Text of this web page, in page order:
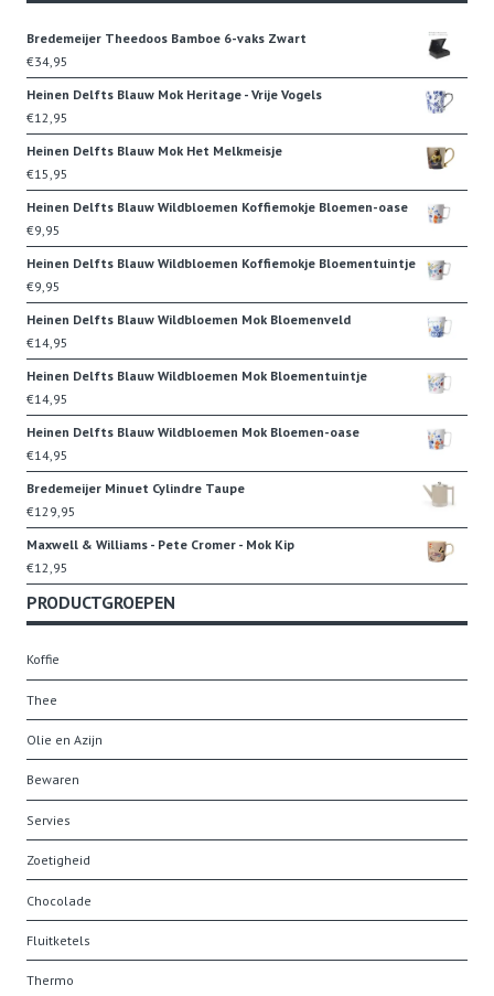
Bredemeijer Theedoos Bamboe 6-vaks Zwart
€34,95
Heinen Delfts Blauw Mok Heritage - Vrije Vogels
€12,95
Heinen Delfts Blauw Mok Het Melkmeisje
€15,95
Heinen Delfts Blauw Wildbloemen Koffiemokje Bloemen-oase
€9,95
Heinen Delfts Blauw Wildbloemen Koffiemokje Bloementuintje
€9,95
Heinen Delfts Blauw Wildbloemen Mok Bloemenveld
€14,95
Heinen Delfts Blauw Wildbloemen Mok Bloementuintje
€14,95
Heinen Delfts Blauw Wildbloemen Mok Bloemen-oase
€14,95
Bredemeijer Minuet Cylindre Taupe
€129,95
Maxwell & Williams - Pete Cromer - Mok Kip
€12,95
PRODUCTGROEPEN
Koffie
Thee
Olie en Azijn
Bewaren
Servies
Zoetigheid
Chocolade
Fluitketels
Thermo